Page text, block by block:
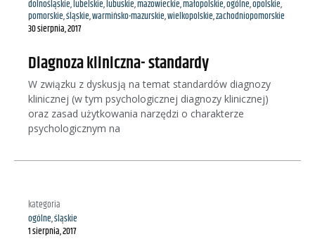
dolnośląskie,lubelskie,lubuskie,mazowieckie,małopolskie,ogólne,opolskie,
pomorskie,śląskie,warmińsko-mazurskie,wielkopolskie,zachodniopomorskie
30 sierpnia, 2017
Diagnoza kliniczna- standardy
W związku z dyskusją na temat standardów diagnozy
klinicznej (w tym psychologicznej diagnozy klinicznej)
oraz zasad użytkowania narzędzi o charakterze
psychologicznym na
kategoria
ogólne,śląskie
1 sierpnia, 2017